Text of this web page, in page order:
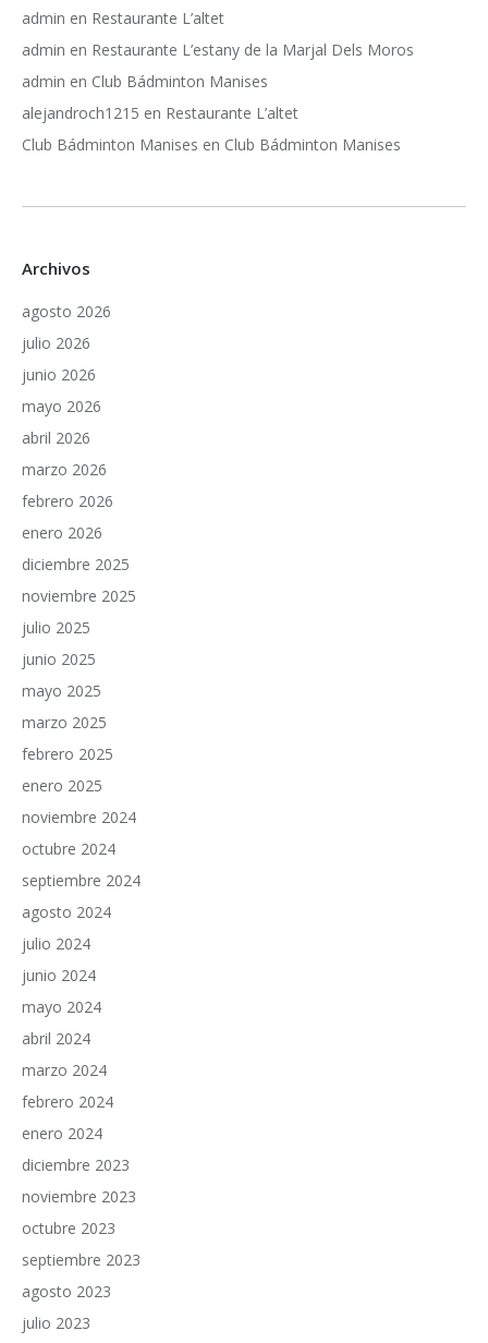
admin en Restaurante L’altet
admin en Restaurante L’estany de la Marjal Dels Moros
admin en Club Bádminton Manises
alejandroch1215 en Restaurante L’altet
Club Bádminton Manises en Club Bádminton Manises
Archivos
agosto 2026
julio 2026
junio 2026
mayo 2026
abril 2026
marzo 2026
febrero 2026
enero 2026
diciembre 2025
noviembre 2025
julio 2025
junio 2025
mayo 2025
marzo 2025
febrero 2025
enero 2025
noviembre 2024
octubre 2024
septiembre 2024
agosto 2024
julio 2024
junio 2024
mayo 2024
abril 2024
marzo 2024
febrero 2024
enero 2024
diciembre 2023
noviembre 2023
octubre 2023
septiembre 2023
agosto 2023
julio 2023